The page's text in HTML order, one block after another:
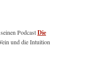
PodcastDie
und die Intuition